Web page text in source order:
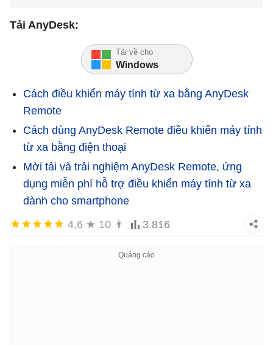
Tải AnyDesk:
Tải về cho
Windows
Cách điều khiển máy tính từ xa bằng AnyDesk
Remote
Cách dùng AnyDesk Remote điều khiển máy tính
từ xa bằng điện thoại
Mời tải và trải nghiệm AnyDesk Remote, ứng
dụng miễn phí hỗ trợ điều khiển máy tính từ xa
dành cho smartphone
4,6 ★ 10 👨 3.816